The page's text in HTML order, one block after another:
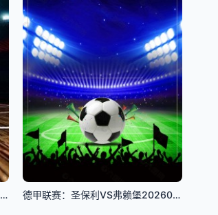
7月5日25-26赛季U17男篮世界杯9-10名排位赛 斯洛文尼亚VS中国 德甲联赛：圣保利VS弗赖堡20260323